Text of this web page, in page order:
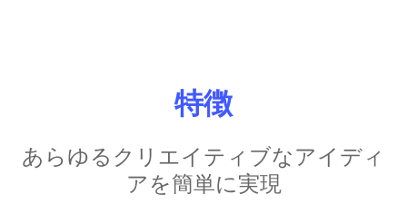
特徴
あらゆるクリエイティブなアイディ
アを簡単に実現